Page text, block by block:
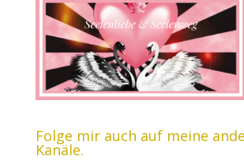
Folge mir auch auf meine
Kanäle.